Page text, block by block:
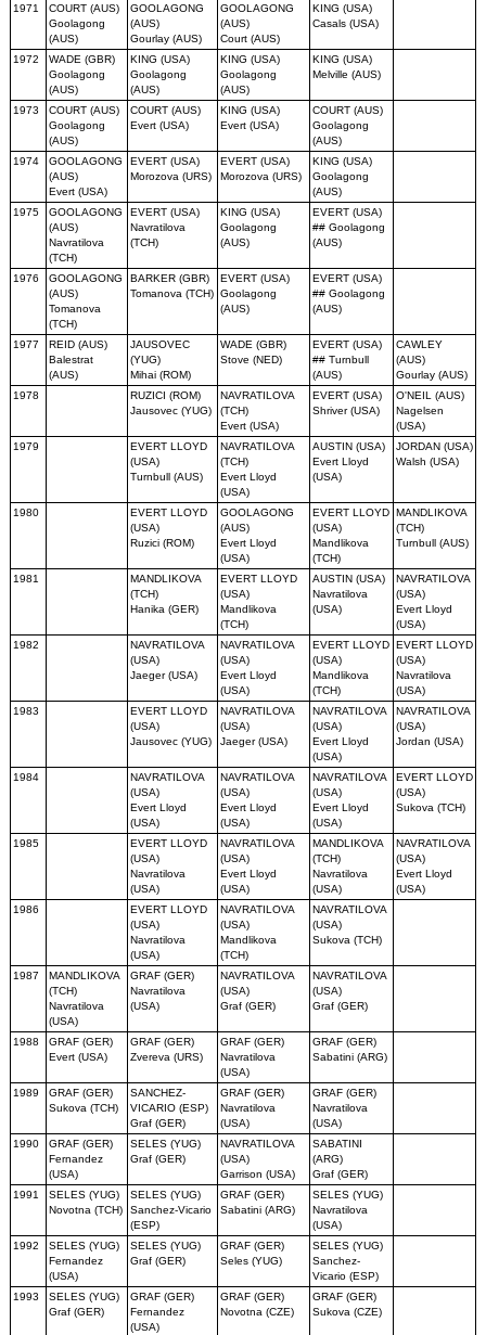
1971
COURT (AUS)
Goolagong
(AUS)
GOOLAGONG
(AUS)
Gourlay (AUS)
GOOLAGONG
(AUS)
Court (AUS)
KING (USA)
Casals (USA)
1972
WADE (GBR)
Goolagong
(AUS)
KING (USA)
Goolagong
(AUS)
KING (USA)
Goolagong
(AUS)
KING (USA)
Melville (AUS)
1973
COURT (AUS)
Goolagong
(AUS)
COURT (AUS)
Evert (USA)
KING (USA)
Evert (USA)
COURT (AUS)
Goolagong
(AUS)
1974
GOOLAGONG
(AUS)
Evert (USA)
EVERT (USA)
Morozova (URS)
EVERT (USA)
Morozova (URS)
KING (USA)
Goolagong
(AUS)
1975
GOOLAGONG
(AUS)
Navratilova
(TCH)
EVERT (USA)
Navratilova
(TCH)
KING (USA)
Goolagong
(AUS)
EVERT (USA)
## Goolagong
(AUS)
1976
GOOLAGONG
(AUS)
Tomanova
(TCH)
BARKER (GBR)
Tomanova (TCH)
EVERT (USA)
Goolagong
(AUS)
EVERT (USA)
## Goolagong
(AUS)
1977
REID (AUS)
Balestrat
(AUS)
JAUSOVEC
(YUG)
Mihai (ROM)
WADE (GBR)
Stove (NED)
EVERT (USA)
## Turnbull
(AUS)
CAWLEY
(AUS)
Gourlay (AUS)
1978
RUZICI (ROM)
Jausovec (YUG)
NAVRATILOVA
(TCH)
Evert (USA)
EVERT (USA)
Shriver (USA)
O'NEIL (AUS)
Nagelsen
(USA)
1979
EVERT LLOYD
(USA)
Turnbull (AUS)
NAVRATILOVA
(TCH)
Evert Lloyd
(USA)
AUSTIN (USA)
Evert Lloyd
(USA)
JORDAN (USA)
Walsh (USA)
1980
EVERT LLOYD
(USA)
Ruzici (ROM)
GOOLAGONG
(AUS)
Evert Lloyd
(USA)
EVERT LLOYD
(USA)
Mandlikova
(TCH)
MANDLIKOVA
(TCH)
Turnbull (AUS)
1981
MANDLIKOVA
(TCH)
Hanika (GER)
EVERT LLOYD
(USA)
Mandlikova
(TCH)
AUSTIN (USA)
Navratilova
(USA)
NAVRATILOVA
(USA)
Evert Lloyd
(USA)
1982
NAVRATILOVA
(USA)
Jaeger (USA)
NAVRATILOVA
(USA)
Evert Lloyd
(USA)
EVERT LLOYD
(USA)
Mandlikova
(TCH)
EVERT LLOYD
(USA)
Navratilova
(USA)
1983
EVERT LLOYD
(USA)
Jausovec (YUG)
NAVRATILOVA
(USA)
Jaeger (USA)
NAVRATILOVA
(USA)
Evert Lloyd
(USA)
NAVRATILOVA
(USA)
Jordan (USA)
1984
NAVRATILOVA
(USA)
Evert Lloyd
(USA)
NAVRATILOVA
(USA)
Evert Lloyd
(USA)
NAVRATILOVA
(USA)
Evert Lloyd
(USA)
EVERT LLOYD
(USA)
Sukova (TCH)
1985
EVERT LLOYD
(USA)
Navratilova
(USA)
NAVRATILOVA
(USA)
Evert Lloyd
(USA)
MANDLIKOVA
(TCH)
Navratilova
(USA)
NAVRATILOVA
(USA)
Evert Lloyd
(USA)
1986
EVERT LLOYD
(USA)
Navratilova
(USA)
NAVRATILOVA
(USA)
Mandlikova
(TCH)
NAVRATILOVA
(USA)
Sukova (TCH)
1987
MANDLIKOVA
(TCH)
Navratilova
(USA)
GRAF (GER)
Navratilova
(USA)
NAVRATILOVA
(USA)
Graf (GER)
NAVRATILOVA
(USA)
Graf (GER)
1988
GRAF (GER)
Evert (USA)
GRAF (GER)
Zvereva (URS)
GRAF (GER)
Navratilova
(USA)
GRAF (GER)
Sabatini (ARG)
1989
GRAF (GER)
Sukova (TCH)
SANCHEZ-
VICARIO (ESP)
Graf (GER)
GRAF (GER)
Navratilova
(USA)
GRAF (GER)
Navratilova
(USA)
1990
GRAF (GER)
Fernandez
(USA)
SELES (YUG)
Graf (GER)
NAVRATILOVA
(USA)
Garrison (USA)
SABATINI
(ARG)
Graf (GER)
1991
SELES (YUG)
Novotna (TCH)
SELES (YUG)
Sanchez-Vicario
(ESP)
GRAF (GER)
Sabatini (ARG)
SELES (YUG)
Navratilova
(USA)
1992
SELES (YUG)
Fernandez
(USA)
SELES (YUG)
Graf (GER)
GRAF (GER)
Seles (YUG)
SELES (YUG)
Sanchez-
Vicario (ESP)
1993
SELES (YUG)
Graf (GER)
GRAF (GER)
Fernandez
(USA)
GRAF (GER)
Novotna (CZE)
GRAF (GER)
Sukova (CZE)